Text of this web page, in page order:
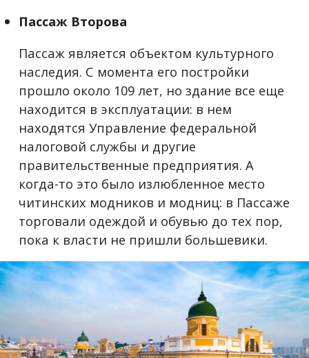
Пассаж Второва
Пассаж является объектом культурного
наследия. С момента его постройки
прошло около 109 лет, но здание все еще
находится в эксплуатации: в нем
находятся Управление федеральной
налоговой службы и другие
правительственные предприятия. А
когда-то это было излюбленное место
читинских модников и модниц: в Пассаже
торговали одеждой и обувью до тех пор,
пока к власти не пришли большевики.